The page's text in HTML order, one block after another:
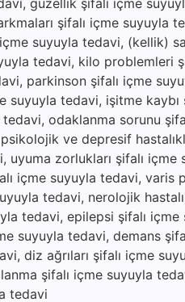
şifalı içme
suyuyla tedavi, (kellik)
tedavi, kilo
parkinson şifalı içme
suyuyla tedavi, işitme
tedavi, odaklanma sorunu
ve depresif
zorlukları şifalı
içme suyuyla tedavi,
tedavi, nerolojik
tedavi, epilepsi şifalı
suyuyla tedavi, demans
diz ağrıları şifalı içme
şifalı içme suyuyla
tedavi